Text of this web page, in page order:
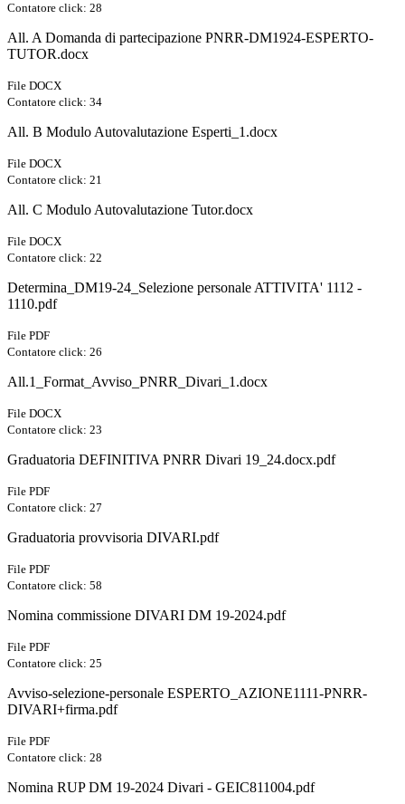
Contatore click: 28
All. A Domanda di partecipazione PNRR-DM1924-ESPERTO-
TUTOR.docx
File DOCX
Contatore click: 34
All. B Modulo Autovalutazione Esperti_1.docx
File DOCX
Contatore click: 21
All. C Modulo Autovalutazione Tutor.docx
File DOCX
Contatore click: 22
Determina_DM19-24_Selezione personale ATTIVITA' 1112 -
1110.pdf
File PDF
Contatore click: 26
All.1_Format_Avviso_PNRR_Divari_1.docx
File DOCX
Contatore click: 23
Graduatoria DEFINITIVA PNRR Divari 19_24.docx.pdf
File PDF
Contatore click: 27
Graduatoria provvisoria DIVARI.pdf
File PDF
Contatore click: 58
Nomina commissione DIVARI DM 19-2024.pdf
File PDF
Contatore click: 25
Avviso-selezione-personale ESPERTO_AZIONE1111-PNRR-
DIVARI+firma.pdf
File PDF
Contatore click: 28
Nomina RUP DM 19-2024 Divari - GEIC811004.pdf